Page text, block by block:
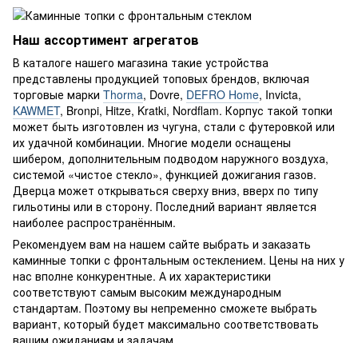
Наш ассортимент агрегатов
В каталоге нашего магазина такие устройства
представлены продукцией топовых брендов, включая
торговые марки Thorma, Dovre, DEFRO Home, Invicta,
KAWMET, Bronpi, Hitze, Kratki, Nordflam. Корпус такой топки
может быть изготовлен из чугуна, стали с футеровкой или
их удачной комбинации. Многие модели оснащены
шибером, дополнительным подводом наружного воздуха,
системой «чистое стекло», функцией дожигания газов.
Дверца может открываться сверху вниз, вверх по типу
гильотины или в сторону. Последний вариант является
наиболее распространённым.
Рекомендуем вам на нашем сайте выбрать и заказать
каминные топки с фронтальным остеклением. Цены на них у
нас вполне конкурентные. А их характеристики
соответствуют самым высоким международным
стандартам. Поэтому вы непременно сможете выбрать
вариант, который будет максимально соответствовать